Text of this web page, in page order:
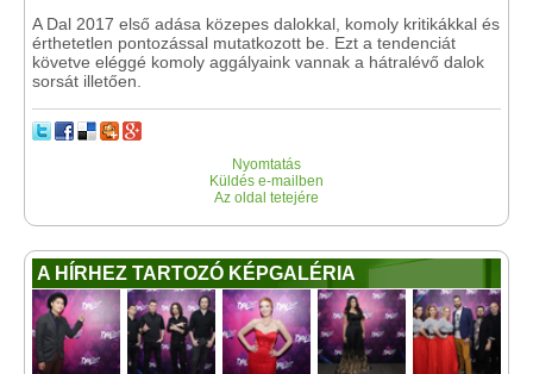
A Dal 2017 első adása közepes dalokkal, komoly kritikákkal és
érthetetlen pontozással mutatkozott be. Ezt a tendenciát
követve eléggé komoly aggályaink vannak a hátralévő dalok
sorsát illetően.
Nyomtatás
Küldés e-mailben
Az oldal tetejére
A HÍRHEZ TARTOZÓ KÉPGALÉRIA